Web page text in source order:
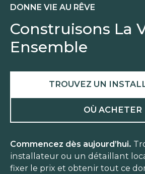
DONNE VIE AU RÊVE
Construisons La
Ensemble
TROUVEZ UN
OÙ ACHETER
Commencez dès aujourd’hui.
installateur ou un détaillant
fixer le prix et obtenir tout ce